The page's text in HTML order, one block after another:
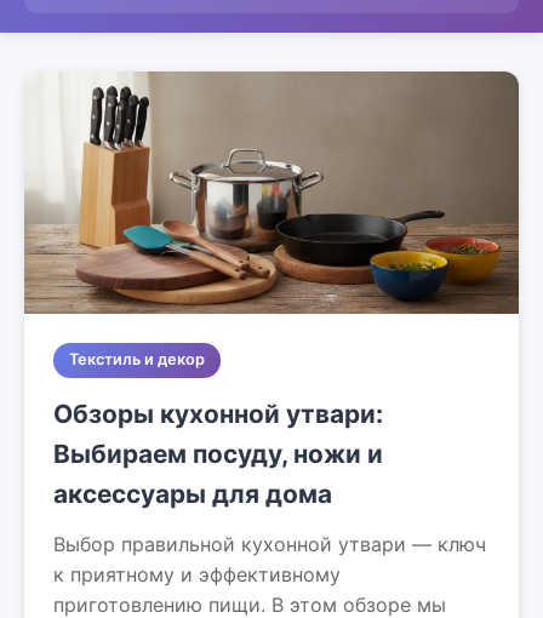
Текстиль и декор
Обзоры кухонной утвари:
Выбираем посуду, ножи и
аксессуары для дома
Выбор правильной кухонной утвари — ключ
к приятному и эффективному
приготовлению пищи. В этом обзоре мы